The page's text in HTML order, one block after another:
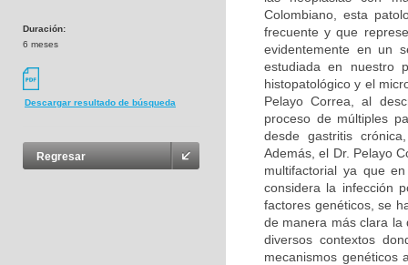
Duración:
6 meses
Descargar resultado de búsqueda
Regresar
Colombiano, esta
frecuente y que
evidentemente en un
estudiada en nuestro
histopatológico y el
Pelayo Correa, al
proceso de múltiples
desde gastritis
Además, el Dr. Pelayo
multifactorial ya que
considera la infección
factores genéticos, se
de manera más clara la
diversos contextos
mecanismos genéticos